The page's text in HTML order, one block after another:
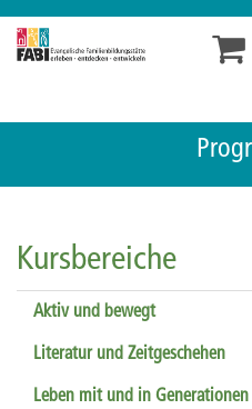
Kursbereiche
Aktiv und bewegt
Literatur und Zeitgeschehen
Leben mit und in Generationen